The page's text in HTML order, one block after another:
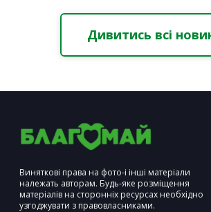
Дивитись всі
Виняткові права на фото-і інші матеріали
належать авторам. Будь-яке розміщення
матеріалів на сторонніх ресурсах необхідно
узгоджувати з правовласниками.